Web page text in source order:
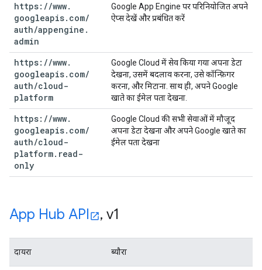
https: //www.
googleapis. com/
auth/appengine .
admin
Google App Engine पर परिनियोजित अपने
ऐप्स देखें और प्रबंधित करें
https: //www.
googleapis. com/
auth/cloud-
platform
Google Cloud में सेव किया गया अपना डेटा
देखना, उसमें बदलाव करना, उसे कॉन्फ़िगर
करना, और मिटाना. साथ ही, अपने Google
खाते का ईमेल पता देखना.
https: //www.
googleapis. com/
auth/cloud-
platform. read-
only
Google Cloud की सभी सेवाओं में मौजूद
अपना डेटा देखना और अपने Google खाते का
ईमेल पता देखना
App Hub API , v1
दायरा ब्यौरा